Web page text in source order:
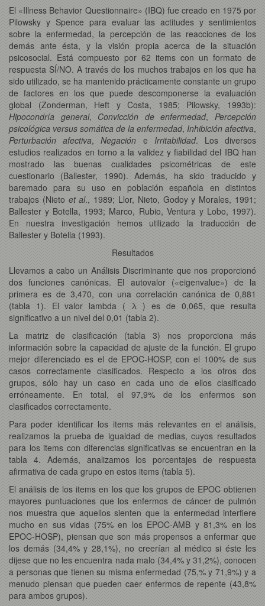
El «Illness Behavior Questionnaire» (IBQ) fue creado en 1975 por
Pilowsky y Spence para evaluar las actitudes y sentimientos
sobre la enfermedad, la percepción de las reacciones de los
demás ante ésta, y la visión propia acerca de la situación
psicosocial. Está compuesto por 62 items con un formato de
respuesta SÍ/NO. A través de los muchos trabajos en los que ha
sido utilizado, se ha mantenido prácticamente constante un grupo
de factores en los que puede descomponerse la evaluación
global (Zonderman, Heft y Costa, 1985; Pilowsky, 1993b):
Hipocondría general,Convicción de enfermedad, Percepción
psicológica versus somática de la enfermedad, Inhibición afectiva,
Perturbación afectiva,Negación e Irritabilidad. Los diversos
estudios realizados en torno a la validez y fiabilidad del IBQ han
mostrado las buenas cualidades psicométricas de este
cuestionario (Ballester, 1990). Además, ha sido traducido y
baremado para su uso en población española en distintos
trabajos (Nieto et al., 1989; Llor, Nieto, Godoy y Morales, 1991;
Ballester y Botella, 1993; Marco, Rubio, Ventura y Lobo, 1997).
En nuestra investigación hemos utilizado la traducción de
Ballester y Botella (1993).
Resultados
Llevamos a cabo un Análisis Discriminante que nos proporcionó
dos funciones canónicas. El autovalor («eigenvalue») de la
primera es de 3,470, con una correlación canónica de 0,881
(tabla 1). El valor lambda ( λ ) es de 0,065, que resulta
significativo a un nivel del 0,01 (tabla 2).
La matriz de clasificación (tabla 3) nos proporciona más
información sobre la capacidad de ajuste de la función. El grupo
mejor diferenciado es el de EPOC-HOSP, con el 100% de sus
casos correctamente clasificados. Respecto a los otros dos
grupos, sólo hay un caso en cada uno de ellos clasificado
erróneamente. En total, el 97,9% de los enfermos son
clasificados correctamente.
Para poder identificar los items más relevantes en el análisis,
realizamos la prueba de igualdad de medias, cuyos resultados
para los items con diferencias significativas se encuentran en la
tabla 4. Además, analizamos los porcentajes de respuesta
afirmativa de cada grupo en estos items (tabla 5).
El análisis de los items en los que los grupos de EPOC obtienen
mayores puntuaciones que los enfermos de cáncer de pulmón
nos muestra que aquellos sienten que la enfermedad interfiere
mucho en sus vidas (75% en los EPOC-AMB y 81,3% en los
EPOC-HOSP), piensan que son más propensos a enfermar que
los demás (34,4% y 28,1%), no creerían al médico si éste les
dijese que no les encuentra nada malo (34,4% y 31,2%), conocen
a personas que tienen su misma enfermedad (75,% y 71,9%) y a
menudo piensan que pueden caer enfermos de repente (43,8%
para ambos grupos).